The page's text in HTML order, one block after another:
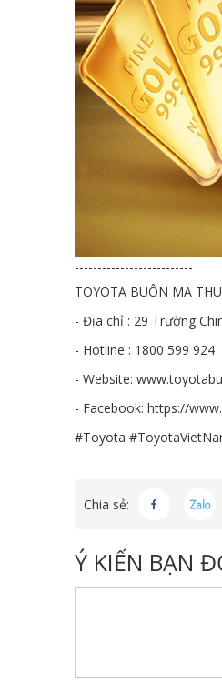
--------------------------
TOYOTA BUÔN MA
- Địa chỉ : 29 Trường
- Hotline : 1800 599 924
- Website:
- Facebook: https://
#Toyota
Chia sẻ:
Ý KIẾN BẠN